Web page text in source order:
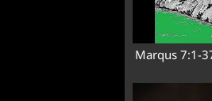
Marqus 7:1-